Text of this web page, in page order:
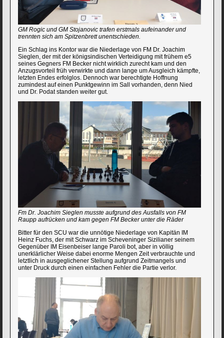
GM Rogic und GM Stojanovic trafen erstmals aufeinander und
trennten sich am Spitzenbrett unentschieden.
Ein Schlag ins Kontor war die Niederlage von FM Dr. Joachim
Sieglen, der mit der königsindischen Verteidigung mit frühem e5
seines Gegners FM Becker nicht wirklich zurecht kam und den
Anzugsvorteil früh verwirkte und dann lange um Ausgleich kämpfte,
letzten Endes erfolglos. Dennoch war berechtigte Hoffnung
zumindest auf einen Punktgewinn im Sall vorhanden, denn Nied
und Dr. Podat standen weiter gut.
Fm Dr. Joachim Sieglen musste aufgrund des Ausfalls von FM
Raupp aufrücken und kam gegen FM Becker unter die Räder
Bitter für den SCU war die unnötige Niederlage von Kapitän IM
Heinz Fuchs, der mit Schwarz im Scheveninger Sizilianer seinem
Gegenüber IM Eisenbeiser lange Paroli bot, aber in völlig
unerklärlicher Weise dabei enorme Mengen Zeit verbrauchte und
letztlich in ausgeglichener Stellung aufgrund Zeitmangels und
unter Druck durch einen einfachen Fehler die Partie verlor.